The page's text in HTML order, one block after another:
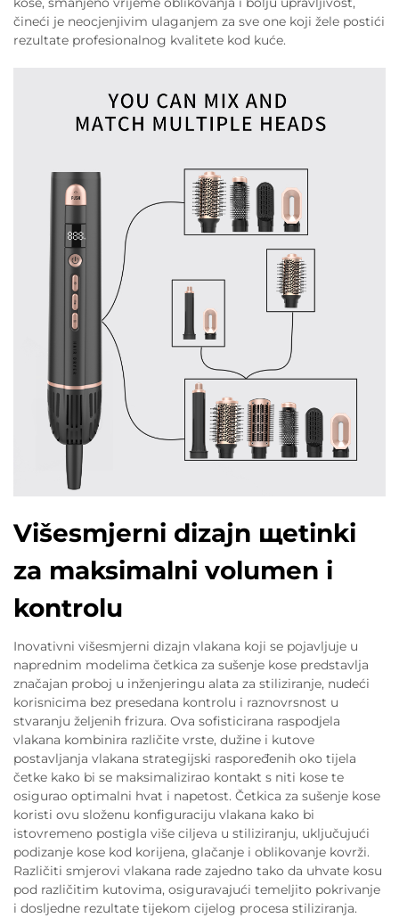
čineći je neocjenjivim ulaganjem za sve one koji žele postići
rezultate profesionalnog kvalitete kod kuće.
Višesmjerni dizajn щetinki
za maksimalni volumen i
kontrolu
Inovativni višesmjerni dizajn vlakana koji se pojavljuje u
naprednim modelima četkica za sušenje kose predstavlja
značajan proboj u inženjeringu alata za stiliziranje, nudeći
korisnicima bez presedana kontrolu i raznovrsnost u
stvaranju željenih frizura. Ova sofisticirana raspodjela
vlakana kombinira različite vrste, dužine i kutove
postavljanja vlakana strategijski raspoređenih oko tijela
četke kako bi se maksimalizirao kontakt s niti kose te
osigurao optimalni hvat i napetost. Četkica za sušenje kose
koristi ovu složenu konfiguraciju vlakana kako bi
istovremeno postigla više ciljeva u stiliziranju, uključujući
podizanje kose kod korijena, glačanje i oblikovanje kovrži.
Različiti smjerovi vlakana rade zajedno tako da uhvate kosu
pod različitim kutovima, osiguravajući temeljito pokrivanje
i dosljedne rezultate tijekom cijelog procesa stiliziranja.